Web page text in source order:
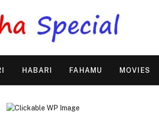
HABARI FAHAMU MOVIES